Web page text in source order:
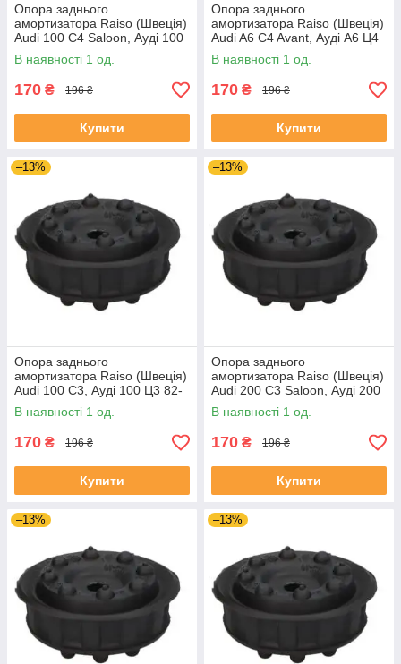
Опора заднього
амортизатора Raiso (Швеція)
Audi 100 C4 Saloon, Ауді 100
Ц4 Седан 90 - #RC09701
UASACIO4
В наявності 1 од.
170 ₴ 196 ₴
Купити
Опора заднього
амортизатора Raiso (Швеція)
Audi A6 C4 Avant, Ауді А6 Ц4
94 - #RC09701 UAYJKDW4
В наявності 1 од.
170 ₴ 196 ₴
Купити
–13%
Опора заднього
амортизатора Raiso (Швеція)
Audi 100 C3, Ауді 100 Ц3 82-
#RC09701 UAZTKVE4
В наявності 1 од.
170 ₴ 196 ₴
Купити
–13%
Опора заднього
амортизатора Raiso (Швеція)
Audi 200 C3 Saloon, Ауді 200
Ц3 Седан 85- #RC09701
UAKVYMZ4
В наявності 1 од.
170 ₴ 196 ₴
Купити
–13% –13%